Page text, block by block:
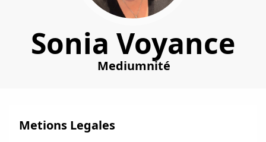
Sonia Voyance
Mediumnité
Metions Legales